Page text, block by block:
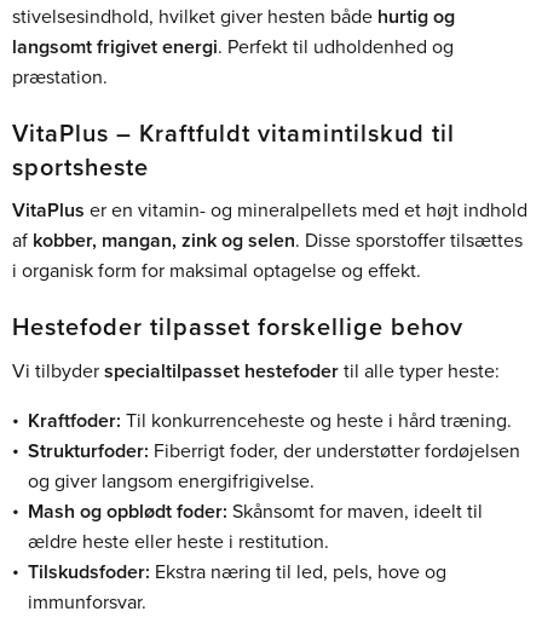
stivelsesindhold, hvilket giver hesten både hurtig og
langsomt frigivet energi. Perfekt til udholdenhed og
præstation.
VitaPlus – Kraftfuldt vitamintilskud til
sportsheste
VitaPlus er en vitamin- og mineralpellets med et højt indhold
af kobber, mangan, zink og selen. Disse sporstoffer tilsættes
i organisk form for maksimal optagelse og effekt.
Hestefoder tilpasset forskellige behov
Vi tilbyder specialtilpasset hestefoder til alle typer heste:
Kraftfoder: Til konkurrenceheste og heste i hård træning.
Strukturfoder: Fiberrigt foder, der understøtter fordøjelsen
og giver langsom energifrigivelse.
Mash og opblødt foder: Skånsomt for maven, ideelt til
ældre heste eller heste i restitution.
Tilskudsfoder: Ekstra næring til led, pels, hove og
immunforsvar.